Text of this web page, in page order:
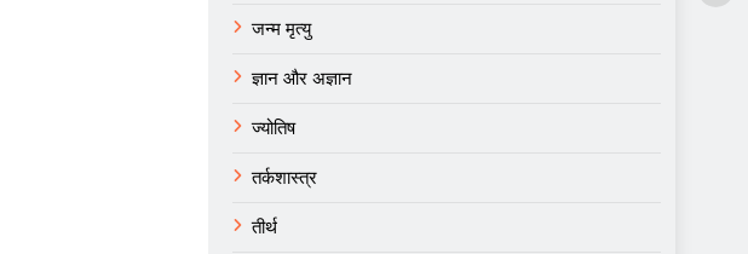
जन्म मृत्यु
ज्ञान और अज्ञान
ज्योतिष
तर्कशास्त्र
तीर्थ